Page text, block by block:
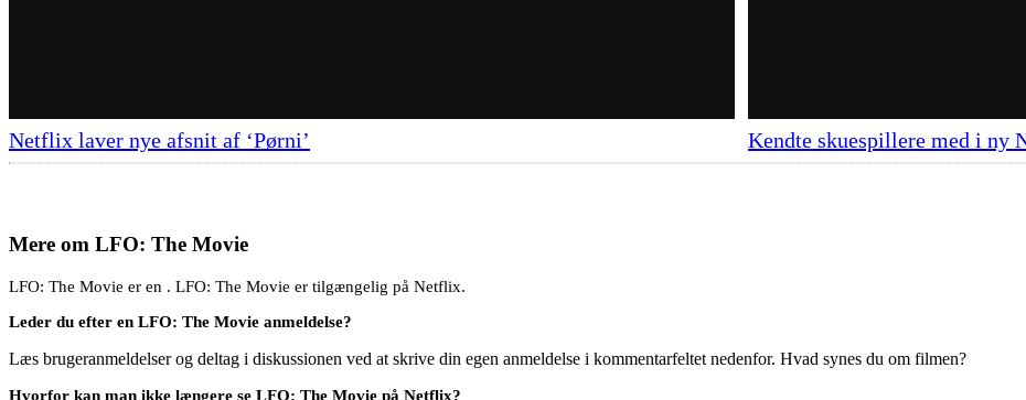
Netflix laver nye afsnit af ‘Pørni’ Kendte skuespillere med i ny
Mere om LFO: The Movie
LFO: The Movie er en . LFO: The Movie er tilgængelig på Netflix.
Leder du efter en LFO: The Movie anmeldelse?
Læs brugeranmeldelser og deltag i diskussionen ved at skrive din egen anmeldelse i kommentarfeltet nedenfor. Hvad synes du om filmen?
Hvorfor kan man ikke længere se LFO: The Movie på Netflix?